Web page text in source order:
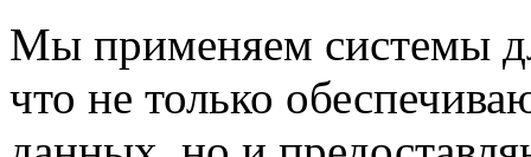
Мы применяем системы
что не только